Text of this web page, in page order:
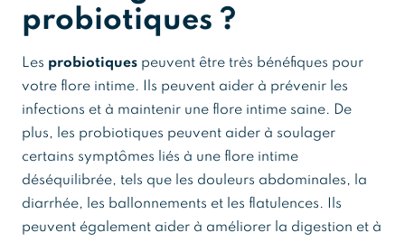
probiotiques ?
Les probiotiques peuvent être très bénéfiques pour
votre flore intime. Ils peuvent aider à prévenir les
infections et à maintenir une flore intime saine. De
plus, les probiotiques peuvent aider à soulager
certains symptômes liés à une flore intime
déséquilibrée, tels que les douleurs abdominales, la
diarrhée, les ballonnements et les flatulences. Ils
peuvent également aider à améliorer la digestion et à